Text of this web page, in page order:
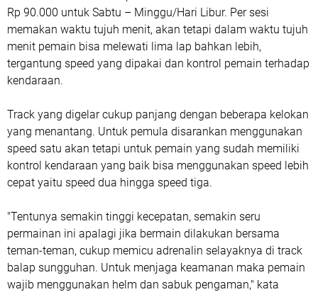
Rp 90.000 untuk Sabtu – Minggu/Hari Libur. Per sesi
memakan waktu tujuh menit, akan tetapi dalam waktu tujuh
menit pemain bisa melewati lima lap bahkan lebih,
tergantung speed yang dipakai dan kontrol pemain terhadap
kendaraan.
Track yang digelar cukup panjang dengan beberapa kelokan
yang menantang. Untuk pemula disarankan menggunakan
speed satu akan tetapi untuk pemain yang sudah memiliki
kontrol kendaraan yang baik bisa menggunakan speed lebih
cepat yaitu speed dua hingga speed tiga.
"Tentunya semakin tinggi kecepatan, semakin seru
permainan ini apalagi jika bermain dilakukan bersama
teman-teman, cukup memicu adrenalin selayaknya di track
balap sungguhan. Untuk menjaga keamanan maka pemain
wajib menggunakan helm dan sabuk pengaman," kata